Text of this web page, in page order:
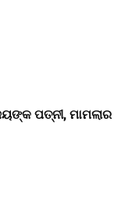
ପତ୍ନୀ, ମାମଲାର